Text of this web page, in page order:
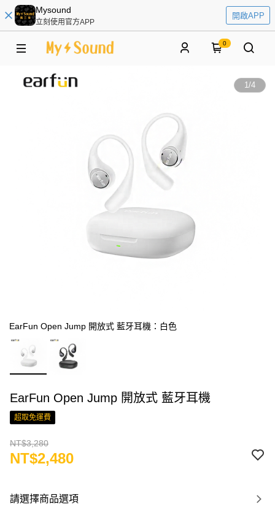
Mysound
立刻使用官方APP
開啟APP
0
1/4
EarFun Open Jump 開放式 藍牙耳機：白色
EarFun Open Jump 開放式 藍牙耳機
超取免運費
NT$3,280
NT$2,480
請選擇商品選項